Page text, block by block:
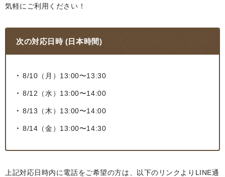
気軽にご利用ください！
次の対応日時 (日本時間)
8/10（月）13:00〜13:30
8/12（水）13:00〜14:00
8/13（木）13:00〜14:00
8/14（金）13:00〜14:30
上記対応日時内に電話をご希望の方は、以下のリンクよりLINE通